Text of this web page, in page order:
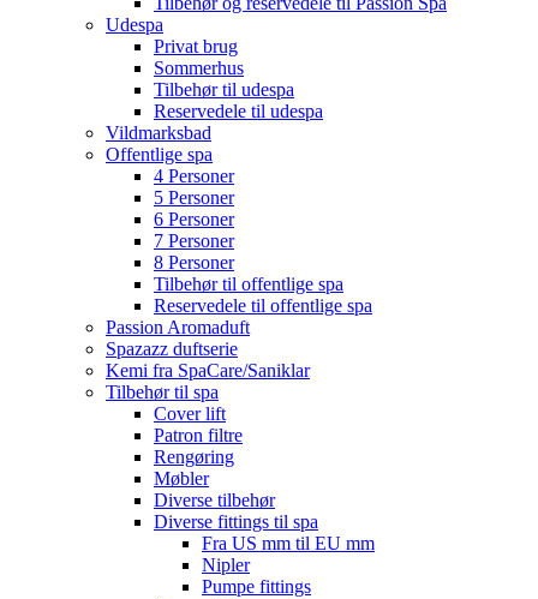
Udespa
Privat brug
Sommerhus
Tilbehør til udespa
Reservedele til udespa
Vildmarksbad
Offentlige spa
4 Personer
5 Personer
6 Personer
7 Personer
8 Personer
Tilbehør til offentlige spa
Reservedele til offentlige spa
Passion Aromaduft
Spazazz duftserie
Kemi fra SpaCare/Saniklar
Tilbehør til spa
Cover lift
Patron filtre
Rengøring
Møbler
Diverse tilbehør
Diverse fittings til spa
Fra US mm til EU mm
Nipler
Pumpe fittings